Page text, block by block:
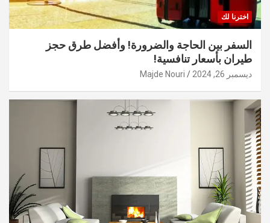
اخترنا لك
السفر بين الحاجة والضرورة! وأفضل طرق حجز
طيران بأسعار تنافسية!
ديسمبر 26, 2024 Majde Nouri